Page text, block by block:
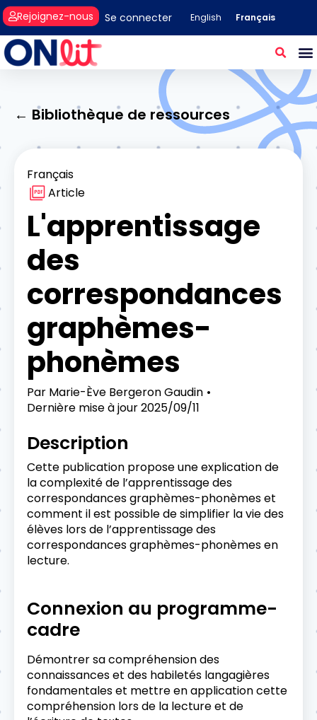
Se connecter
Rejoignez-nous English Français
← Bibliothèque de ressources
Français
Article
L'apprentissage
des
correspondances
graphèmes-
phonèmes
Par Marie-Ève Bergeron Gaudin
Dernière mise à jour2025/09/11
Description
Cette publication propose une explication de
la complexité de l’apprentissage des
correspondances graphèmes-phonèmes et
comment il est possible de simplifier la vie des
élèves lors de l’apprentissage des
correspondances graphèmes-phonèmes en
lecture.
Connexion au programme-
cadre
Démontrer sa compréhension des
connaissances et des habiletés langagières
fondamentales et mettre en application cette
compréhension lors de la lecture et de